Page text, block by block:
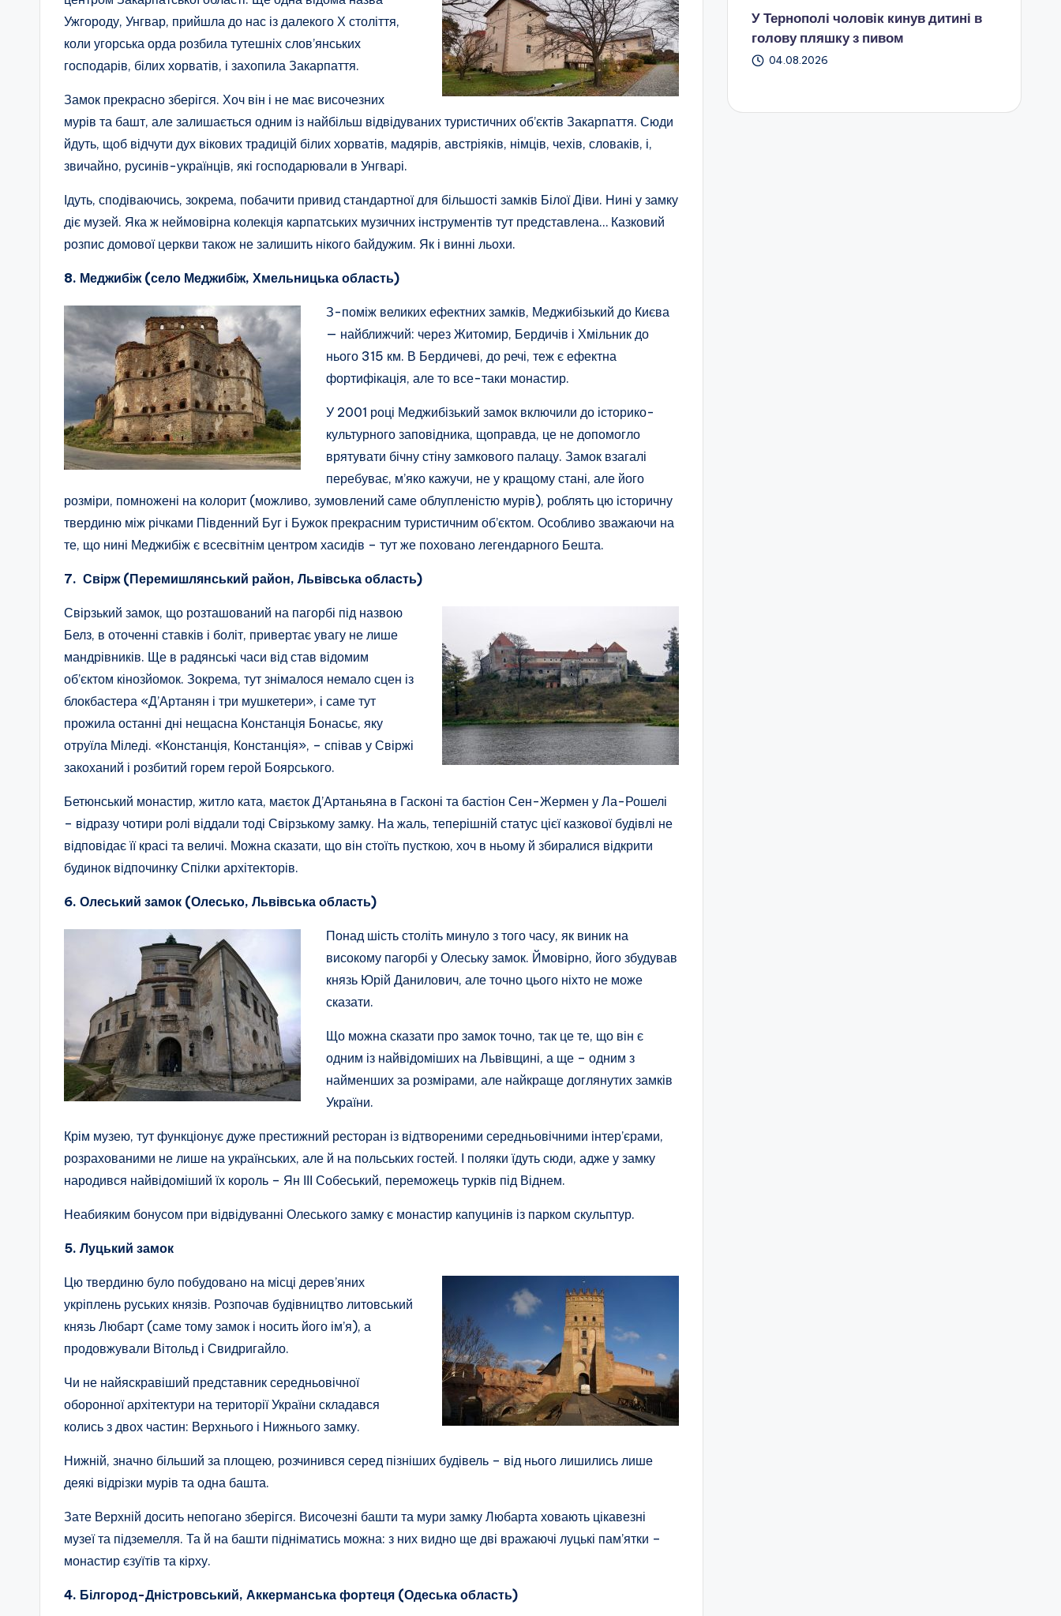
Ужгороду, Унгвар, прийшла до нас із далекого Х століття,
коли угорська орда розбила тутешніх слов’янських
господарів, білих хорватів, і захопила Закарпаття.
Замок прекрасно зберігся. Хоч він і не має височезних
мурів та башт, але залишається одним із найбільш відвідуваних туристичних об’єктів Закарпаття. Сюди
йдуть, щоб відчути дух вікових традицій білих хорватів, мадярів, австріяків, німців, чехів, словаків, і,
звичайно, русинів-українців, які господарювали в Унгварі.
Ідуть, сподіваючись, зокрема, побачити привид стандартної для більшості замків Білої Діви. Нині у замку
діє музей. Яка ж неймовірна колекція карпатських музичних інструментів тут представлена… Казковий
розпис домової церкви також не залишить нікого байдужим. Як і винні льохи.
8. Меджибіж (село Меджибіж, Хмельницька область)
З-поміж великих ефектних замків, Меджибізький до Києва
— найближчий: через Житомир, Бердичів і Хмільник до
нього 315 км. В Бердичеві, до речі, теж є ефектна
фортифікація, але то все-таки монастир.
У 2001 році Меджибізький замок включили до історико-
культурного заповідника, щоправда, це не допомогло
врятувати бічну стіну замкового палацу. Замок взагалі
перебуває, м’яко кажучи, не у кращому стані, але його
розміри, помножені на колорит (можливо, зумовлений саме облупленістю мурів), роблять цю історичну
твердиню між річками Південний Буг і Бужок прекрасним туристичним об’єктом. Особливо зважаючи на
те, що нині Меджибіж є всесвітнім центром хасидів – тут же поховано легендарного Бешта.
7. Свірж (Перемишлянський район, Львівська область)
Свірзький замок, що розташований на пагорбі під назвою
Белз, в оточенні ставків і боліт, привертає увагу не лише
мандрівників. Ще в радянські часи від став відомим
об’єктом кінозйомок. Зокрема, тут знімалося немало сцен із
блокбастера «Д’Артанян і три мушкетери», і саме тут
прожила останні дні нещасна Констанція Бонасьє, яку
отруїла Міледі. «Констанція, Констанція», – співав у Свіржі
закоханий і розбитий горем герой Боярського.
Бетюнський монастир, житло ката, маєток Д’Артаньяна в Гасконі та бастіон Сен-Жермен у Ла-Рошелі
– відразу чотири ролі віддали тоді Свірзькому замку. На жаль, теперішній статус цієї казкової будівлі не
відповідає її красі та величі. Можна сказати, що він стоїть пусткою, хоч в ньому й збиралися відкрити
будинок відпочинку Спілки архітекторів.
6. Олеський замок (Олесько, Львівська область)
Понад шість століть минуло з того часу, як виник на
високому пагорбі у Олеську замок. Ймовірно, його збудував
князь Юрій Данилович, але точно цього ніхто не може
сказати.
Що можна сказати про замок точно, так це те, що він є
одним із найвідоміших на Львівщині, а ще – одним з
найменших за розмірами, але найкраще доглянутих замків
України.
Крім музею, тут функціонує дуже престижний ресторан із відтвореними середньовічними інтер’єрами,
розрахованими не лише на українських, але й на польських гостей. І поляки їдуть сюди, адже у замку
народився найвідоміший їх король – Ян ІІІ Собеський, переможець турків під Віднем.
Неабияким бонусом при відвідуванні Олеського замку є монастир капуцинів із парком скульптур.
5. Луцький замок
Цю твердиню було побудовано на місці дерев’яних
укріплень руських князів. Розпочав будівництво литовський
князь Любарт (саме тому замок і носить його ім’я), а
продовжували Вітольд і Свидригайло.
Чи не найяскравіший представник середньовічної
оборонної архітектури на території України складався
колись з двох частин: Верхнього і Нижнього замку.
Нижній, значно більший за площею, розчинився серед пізніших будівель – від нього лишились лише
деякі відрізки мурів та одна башта.
Зате Верхній досить непогано зберігся. Височезні башти та мури замку Любарта ховають цікавезні
музеї та підземелля. Та й на башти підніматись можна: з них видно ще дві вражаючі луцькі пам’ятки –
монастир єзуїтів та кірху.
4. Білгород-Дністровський, Аккерманська фортеця (Одеська область)
У Тернополі чоловік кинув дитині в
голову пляшку з пивом
04.08.2026